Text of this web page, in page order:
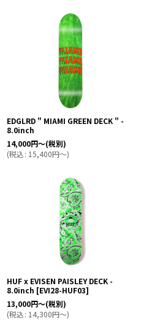
EDGLRD " MIAMI GREEN DECK " -
8.0inch
14,000円～(税別)
(税込: 15,400円～)
HUF x EVISEN PAISLEY DECK -
8.0inch [EVI28-HUF03]
13,000円～(税別)
(税込: 14,300円～)